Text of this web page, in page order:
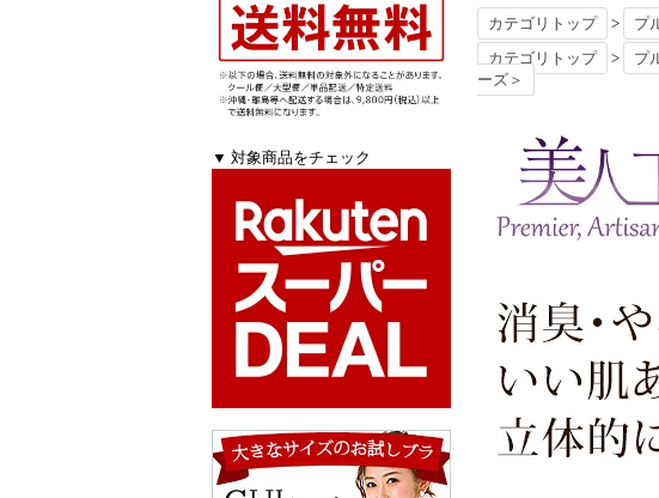
カテゴリトップ > プ
カテゴリトップ
> プ
ーズ＞